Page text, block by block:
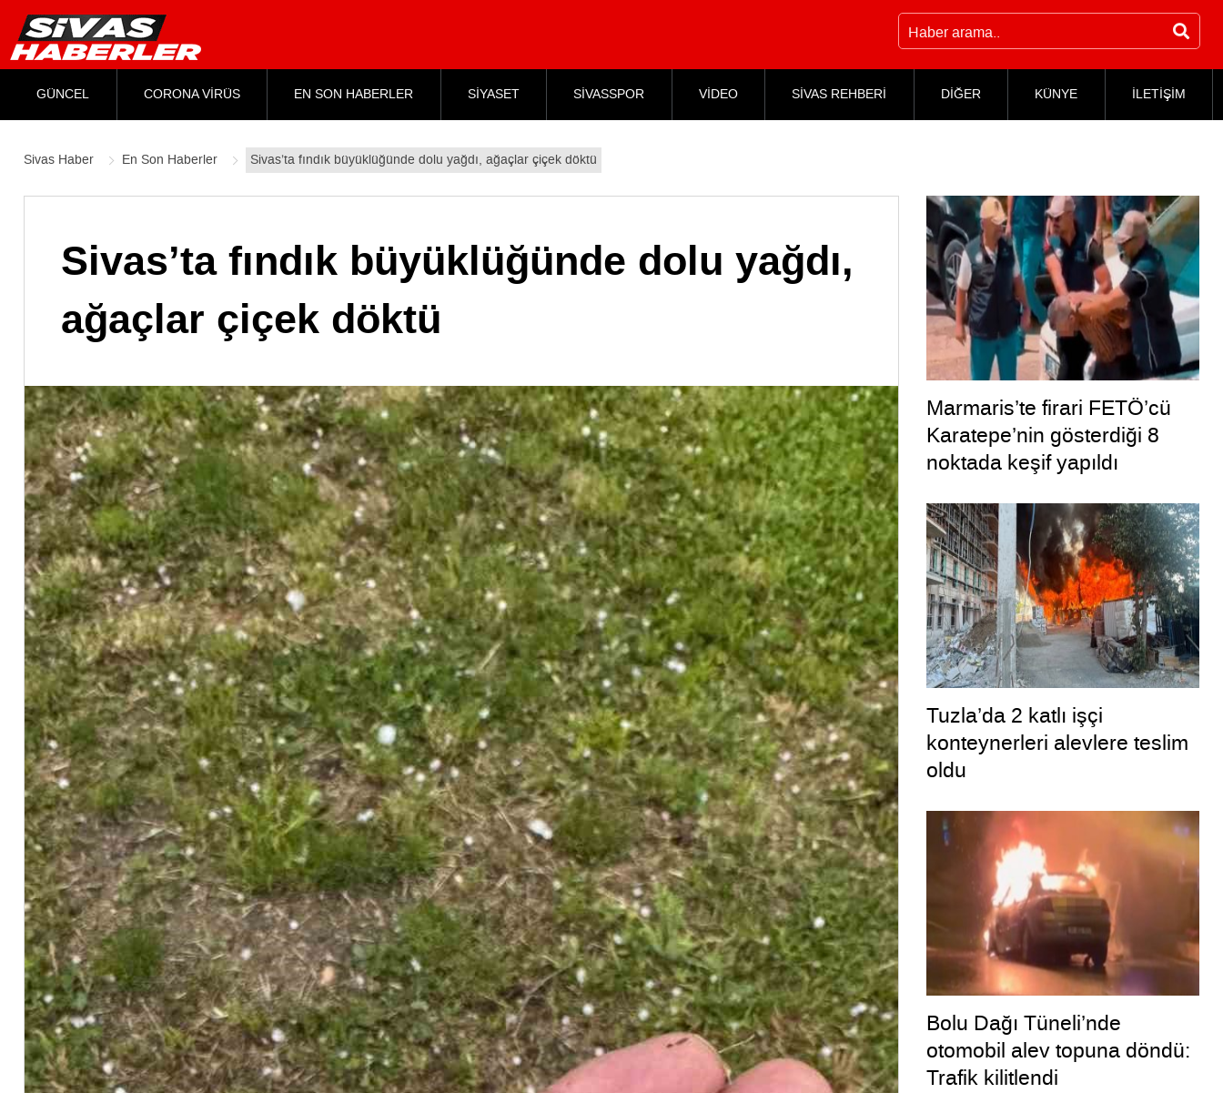
GÜNCEL CORONA VİRÜS EN SON HABERLER SİYASET SİVASSPOR VİDEO SİVAS REHBERİ DİĞER KÜNYE İLETİŞİM
Sivas Haber En Son Haberler Sivas’ta fındık büyüklüğünde dolu yağdı, ağaçlar çiçek döktü
Sivas’ta fındık büyüklüğünde dolu yağdı,
ağaçlar çiçek döktü
Marmaris’te firari FETÖ’cü
Karatepe’nin gösterdiği 8
noktada keşif yapıldı
Tuzla’da 2 katlı işçi
konteynerleri alevlere teslim
oldu
Bolu Dağı Tüneli’nde
otomobil alev topuna döndü:
Trafik kilitlendi